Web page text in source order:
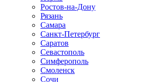
Ростов-на-Дону
Рязань
Самара
Санкт-Петербург
Саратов
Севастополь
Симферополь
Смоленск
Сочи